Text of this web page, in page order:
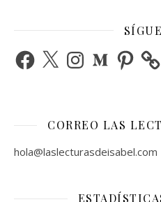
Facebook
X InstagramMediumPinterest
CORREO LAS
hola@laslecturasdeisabel.com